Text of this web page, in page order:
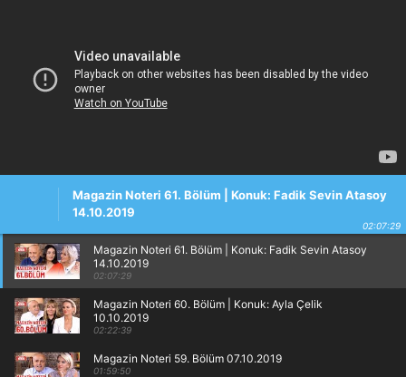
Magazin Noteri 61. Bölüm | Konuk: Fadik Sevin Atasoy
14.10.2019
02:07:29
Magazin Noteri 61. Bölüm | Konuk: Fadik Sevin Atasoy
14.10.2019
02:07:29
Magazin Noteri 60. Bölüm | Konuk: Ayla Çelik
10.10.2019
02:22:39
Magazin Noteri 59. Bölüm 07.10.2019
01:59:50